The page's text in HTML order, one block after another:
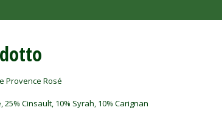
Provence Rosé
25% Cinsault, 10% Syrah, 10% Carignan